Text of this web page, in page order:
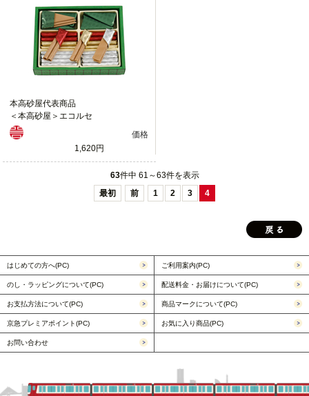
本高砂屋代表商品
＜本高砂屋＞エコルセ
価格
1,620円
63件中 61～63件を表示
最初
前 1 2 3 4
はじめての方へ(PC) ご利用案内(PC)
のし・ラッピングについて(PC) 配送料金・お届けについて(PC)
お支払方法について(PC) 商品マークについて(PC)
京急プレミアポイント(PC) お気に入り商品(PC)
お問い合わせ